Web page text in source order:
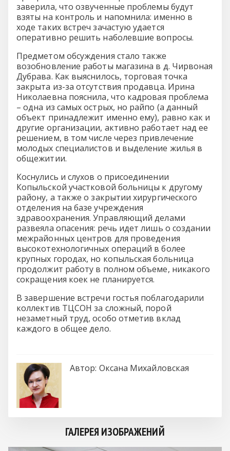
заверила, что озвученные проблемы будут
взяты на контроль и напомнила: именно в
ходе таких встреч зачастую удается
оперативно решить наболевшие вопросы.
Предметом обсуждения стало также
возобновление работы магазина в д. Чирвоная
Дубрава. Как выяснилось, торговая точка
закрыта из-за отсутствия продавца. Ирина
Николаевна пояснила, что кадровая проблема
– одна из самых острых, но райпо (а данный
объект принадлежит именно ему), равно как и
другие организации, активно работает над ее
решением, в том числе через привлечение
молодых специалистов и выделение жилья в
общежитии.
Коснулись и слухов о присоединении
Копыльской участковой больницы к другому
району, а также о закрытии хирургического
отделения на базе учреждения
здравоохранения. Управляющий делами
развеяла опасения: речь идет лишь о создании
межрайонных центров для проведения
высокотехнологичных операций в более
крупных городах, но копыльская больница
продолжит работу в полном объеме, никакого
сокращения коек не планируется.
В завершение встречи гостья поблагодарили
коллектив ТЦСОН за сложный, порой
незаметный труд, особо отметив вклад
каждого в общее дело.
Автор: Оксана Михайловская
ГАЛЕРЕЯ ИЗОБРАЖЕНИЙ